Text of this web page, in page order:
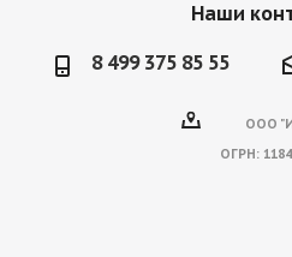
Наши
8 499 375 85 55
ООО
ОГРН: